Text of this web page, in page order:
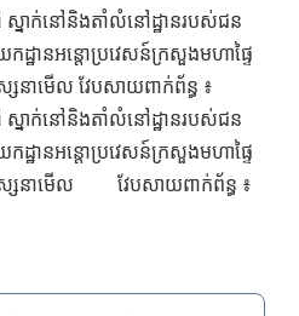
ស្នាក់នៅនិងតាំលំនៅដ្ឋានរបស់ជន
យកដ្ឋានអន្តោប្រវេសន៍ក្រសួងមហាផ្ទៃ
នាមើល វែបសាយពាក់ព័ន្ធ ៖
ស្នាក់នៅនិងតាំលំនៅដ្ឋានរបស់ជន
យកដ្ឋានអន្តោប្រវេសន៍ក្រសួងមហាផ្ទៃ
សនាមើល វែបសាយពាក់ព័ន្ធ ៖